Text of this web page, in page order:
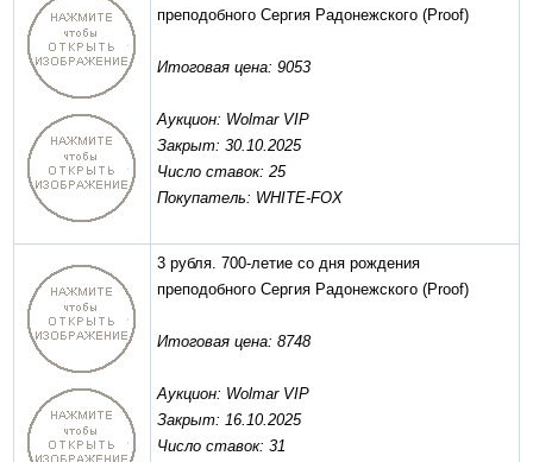
преподобного Сергия Радонежского (Proof)
Итоговая цена: 9053
Аукцион: Wolmar VIP
Закрыт: 30.10.2025
Число ставок: 25
Покупатель: WHITE-FOX
3 рубля. 700-летие со дня рождения
преподобного Сергия Радонежского (Proof)
Итоговая цена: 8748
Аукцион: Wolmar VIP
Закрыт: 16.10.2025
Число ставок: 31